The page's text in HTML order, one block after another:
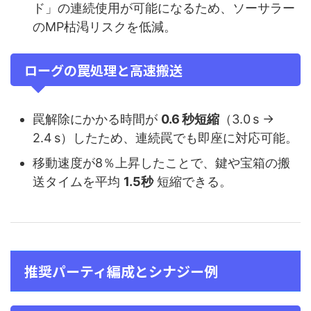
ド」の連続使用が可能になるため、ソーサラー
のMP枯渇リスクを低減。
ローグの罠処理と高速搬送
罠解除にかかる時間が 0.6 秒短縮 （3.0 s →
2.4 s）したため、連続罠でも即座に対応可能。
移動速度が8％上昇したことで、鍵や宝箱の搬
送タイムを平均 1.5秒短縮できる。
推奨パーティ編成とシナジー例